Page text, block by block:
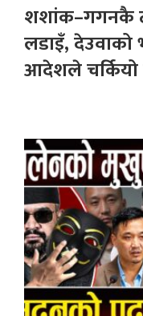
शशांक–गगनकै
लडाइँ, देउवाको
आदेशले चर्कियो